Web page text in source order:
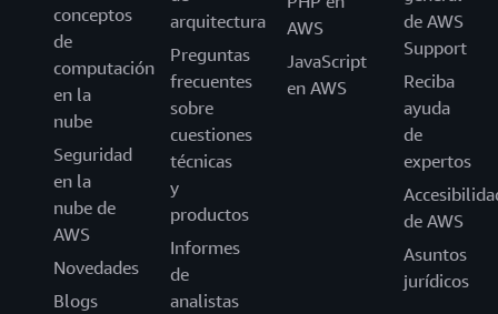
conceptos
de
computación
en la
nube
Seguridad
en la
nube de
AWS
Novedades
Blogs
arquitectura
Preguntas
frecuentes
sobre
cuestiones
técnicas
y
productos
Informes
de
analistas
AWS
JavaScript
en AWS
de AWS
Support
Reciba
ayuda
de
expertos
de AWS
Asuntos
jurídicos